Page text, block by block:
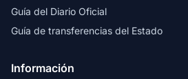
Guía del Diario Oficial
Guía de transferencias del Estado
Información